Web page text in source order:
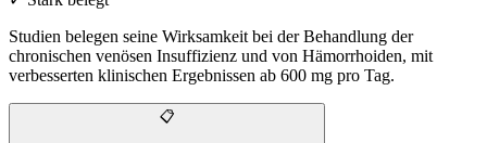
Studien belegen seine Wirksamkeit bei der Behandlung der
chronischen venösen Insuffizienz und von Hämorrhoiden, mit
verbesserten klinischen Ergebnissen ab 600 mg pro Tag.
📋